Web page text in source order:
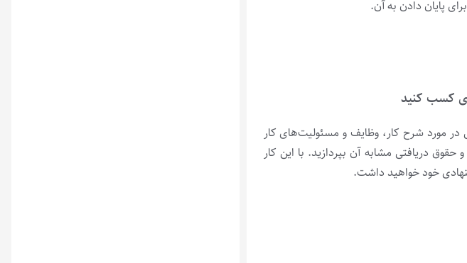
پایان دادن به آن.
کسب کنید
در مورد شرح کار، وظایف و مسئولیت‌های کار
دریافتی مشابه آن بپردازید. با این کار
خود خواهید داشت.